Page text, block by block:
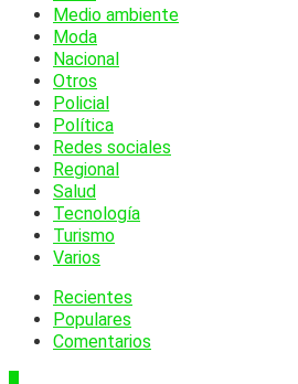
Medio ambiente
Moda
Nacional
Otros
Policial
Política
Redes sociales
Regional
Salud
Tecnología
Turismo
Varios
Recientes
Populares
Comentarios